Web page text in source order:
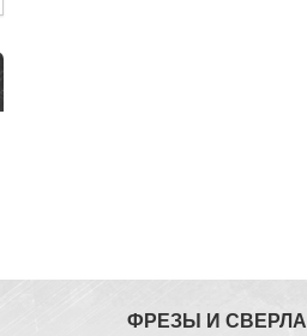
ФРЕЗЫ И СВЕРЛА